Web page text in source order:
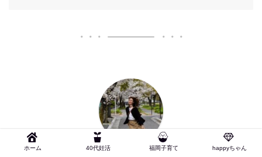
ホーム 40代妊活 福岡子育て happyちゃん